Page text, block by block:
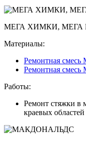
МЕГА ХИМКИ, МЕГА
Материалы:
Ремонтная смесь
Ремонтная смесь
Работы:
Ремонт стяжки в
краевых